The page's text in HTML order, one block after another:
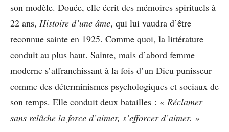
son modèle. Douée, elle écrit des mémoires spirituels à
22 ans, Histoire d’une âme, qui lui vaudra d’être
reconnue sainte en 1925. Comme quoi, la littérature
conduit au plus haut. Sainte, mais d’abord femme
moderne s’affranchissant à la fois d’un Dieu punisseur
comme des déterminismes psychologiques et sociaux de
son temps. Elle conduit deux batailles : « Réclamer
sans relâche la force d’aimer, s’efforcer d’aimer. »